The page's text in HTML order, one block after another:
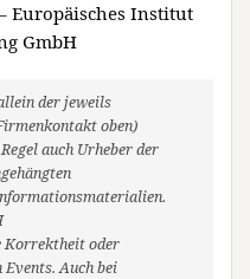
Europäisches Institut
GmbH
der jeweils
oben)
auch Urheber der
Korrektheit oder
Auch bei